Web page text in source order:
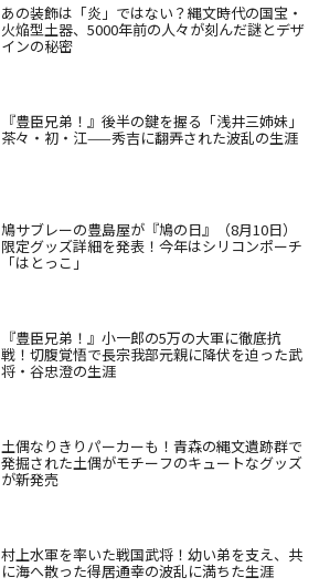
あの装飾は「炎」ではない？縄文時代の国宝・
火焔型土器、5000年前の人々が刻んだ謎とデザ
インの秘密
『豊臣兄弟！』後半の鍵を握る「浅井三姉妹」
茶々・初・江——秀吉に翻弄された波乱の生涯
鳩サブレーの豊島屋が『鳩の日』（8月10日）
限定グッズ詳細を発表！今年はシリコンポーチ
「はとっこ」
『豊臣兄弟！』小一郎の5万の大軍に徹底抗
戦！切腹覚悟で長宗我部元親に降伏を迫った武
将・谷忠澄の生涯
土偶なりきりパーカーも！青森の縄文遺跡群で
発掘された土偶がモチーフのキュートなグッズ
が新発売
村上水軍を率いた戦国武将！幼い弟を支え、共
に海へ散った得居通幸の波乱に満ちた生涯